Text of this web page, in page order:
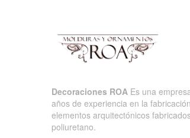
Decoraciones ROA Es una
años de experiencia en la
elementos arquitectónicos
poliuretano.